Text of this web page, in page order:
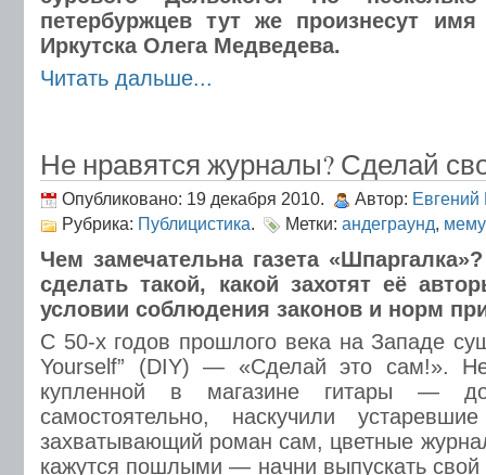
петербуржцев тут же произнесут
Иркутска Олега Медведева.
Читать дальше...
Не нравятся журналы? Сделай
Опубликовано: 19 декабря 2010. Автор: Евгений
Рубрика: Публицистика. Метки: андеграунд,
Чем замечательна газета
сделать такой, какой захотят её
условии соблюдения законов и норм
С 50-х годов прошлого века на Западе
Yourself” (DIY) — «Сделай это сам!». Не
купленной в магазине гитары —
самостоятельно, наскучили
захватывающий роман сам, цветные
кажутся пошлыми — начни выпускать